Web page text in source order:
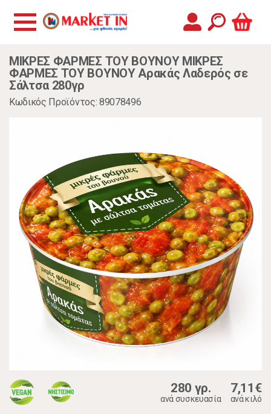
ΜΙΚΡΕΣ ΦΑΡΜΕΣ ΤΟΥ ΒΟΥΝΟΥ ΜΙΚΡΕΣ
ΦΑΡΜΕΣ ΤΟΥ ΒΟΥΝΟΥ Αρακάς Λαδερός σε
Σάλτσα 280γρ
Κωδικός Προϊόντος: 89078496
280 γρ.
ανά συσκευασία
7,11€
ανά κιλό